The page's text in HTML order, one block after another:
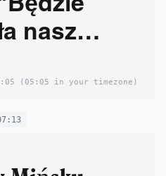
nasz
(05:05 in your timezone)